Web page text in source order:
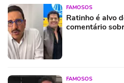
FAMOSOS
Ratinho é alvo
comentário
FAMOSOS